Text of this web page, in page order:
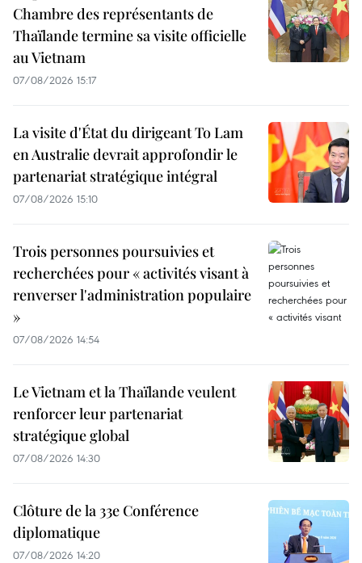
Chambre des représentants de
Thaïlande termine sa visite officielle
au Vietnam
07/08/2026 15:17
La visite d'État du dirigeant To Lam
en Australie devrait approfondir le
partenariat stratégique intégral
07/08/2026 15:10
Trois personnes poursuivies et
recherchées pour « activités visant à
renverser l'administration populaire
»
07/08/2026 14:54
Le Vietnam et la Thaïlande veulent
renforcer leur partenariat
stratégique global
07/08/2026 14:30
Clôture de la 33e Conférence
diplomatique
07/08/2026 14:20